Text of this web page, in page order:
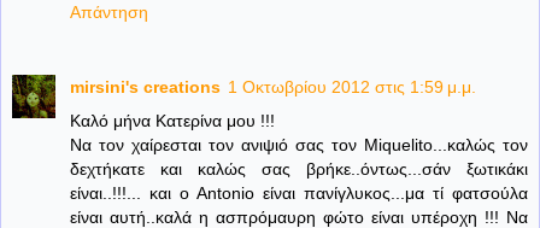
Απάντηση
mirsini's creations 1 Οκτωβρίου 2012 στις 1:59 μ.μ.
Καλό μήνα Κατερίνα μου !!!
Να τον χαίρεσται τον ανιψιό σας τον Μiquelito...καλώς τον
δεχτήκατε και καλώς σας βρήκε..όντως...σάν ξωτικάκι
είναι..!!!... και ο Αntonio είναι πανίγλυκος...μα τί φατσούλα
είναι αυτή..καλά η ασπρόμαυρη φώτο είναι υπέροχη !!! Να